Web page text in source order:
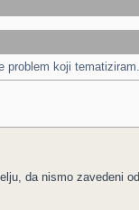
problem koji tematiziram.
da nismo zavedeni